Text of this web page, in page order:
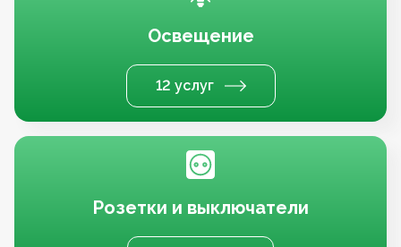
Освещение
12 услуг
Розетки и выключатели